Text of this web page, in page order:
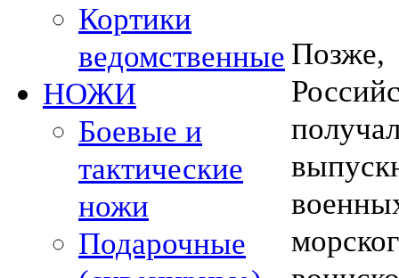
Кортики
ведомственные
НОЖИ
Боевые и
тактические
ножи
Подарочные